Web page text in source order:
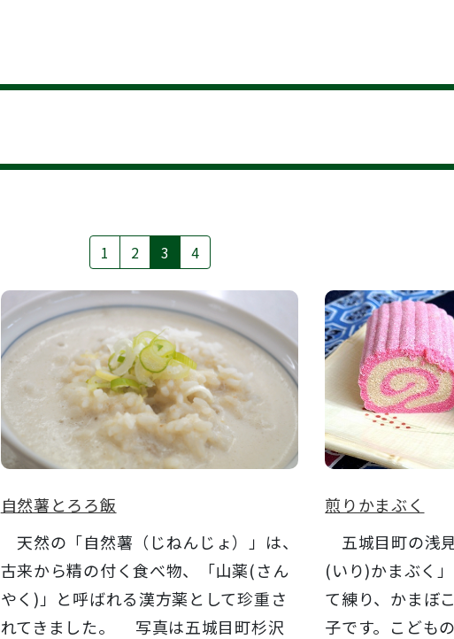
1 2 3 4
自然薯とろろ飯
天然の「自然薯（じねんじょ）」は、
古来から精の付く食べ物、「山薬(さん
やく)」と呼ばれる漢方薬として珍重さ
れてきました。 写真は五城目町杉沢
煎りかまぶく
五城目町の浅
(いり)かまぶく
て練り、かまぼ
子です。こども